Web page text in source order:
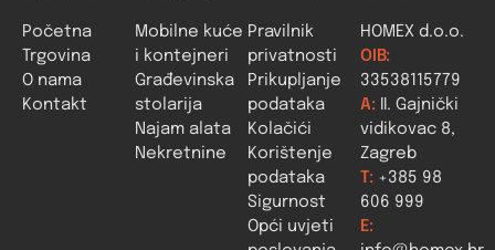
Početna
Trgovina
O nama
Kontakt
Mobilne kuće
i kontejneri
Građevinska
stolarija
Najam alata
Nekretnine
Pravilnik
privatnosti
Prikupljanje
podataka
Kolačići
Korištenje
podataka
Sigurnost
Opći uvjeti
HOMEX d.o.o.
OIB:
33538115779
A: II. Gajnički
vidikovac 8,
Zagreb
T: +385 98
606 999
E: